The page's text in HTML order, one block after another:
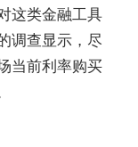
这类金融工具
调查显示，尽
当前利率购买